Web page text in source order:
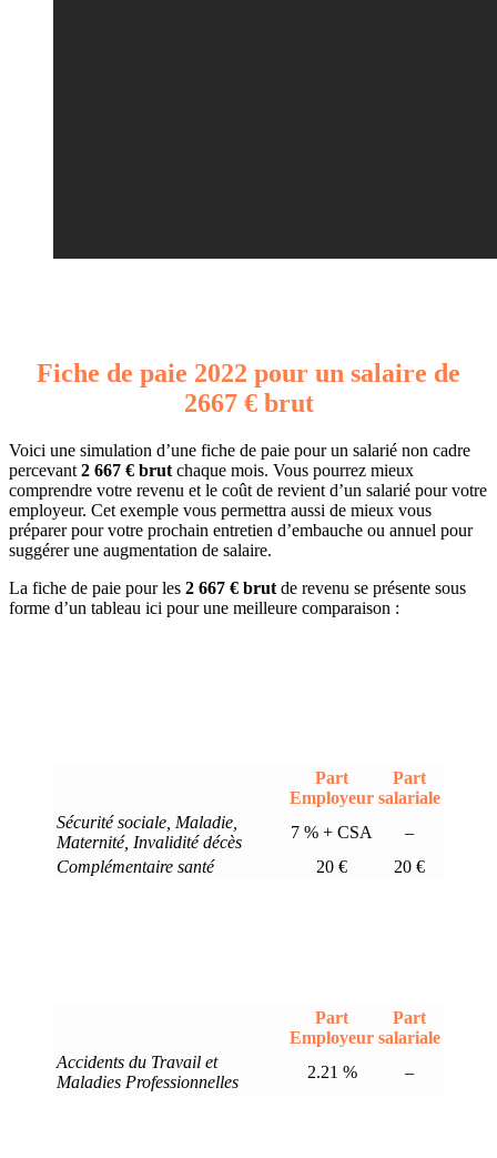
Fiche de paie 2022 pour un salaire de
2667 € brut
Voici une simulation d’une fiche de paie pour un salarié non cadre
percevant 2 667 € brut chaque mois. Vous pourrez mieux
comprendre votre revenu et le coût de revient d’un salarié pour votre
employeur. Cet exemple vous permettra aussi de mieux vous
préparer pour votre prochain entretien d’embauche ou annuel pour
suggérer une augmentation de salaire.
La fiche de paie pour les 2 667 € brut de revenu se présente sous
forme d’un tableau ici pour une meilleure comparaison :
Part
Employeur
Part
salariale
Sécurité sociale, Maladie,
Maternité, Invalidité décès
7 % + CSA
–
Complémentaire santé
20 € 20 €
Part
Employeur
Part
salariale
Accidents du Travail et
Maladies Professionnelles
2.21 % –